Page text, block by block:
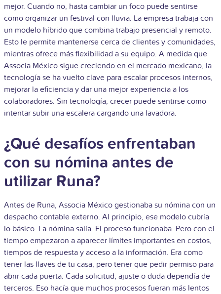
mejor. Cuando no, hasta cambiar un foco puede sentirse
como organizar un festival con lluvia. La empresa trabaja con
un modelo híbrido que combina trabajo presencial y remoto.
Esto le permite mantenerse cerca de clientes y comunidades,
mientras ofrece más flexibilidad a su equipo. A medida que
Associa México sigue creciendo en el mercado mexicano, la
tecnología se ha vuelto clave para escalar procesos internos,
mejorar la eficiencia y dar una mejor experiencia a los
colaboradores. Sin tecnología, crecer puede sentirse como
intentar subir una escalera cargando una lavadora.
¿Qué desafíos enfrentaban
con su nómina antes de
utilizar Runa?
Antes de Runa, Associa México gestionaba su nómina con un
despacho contable externo. Al principio, ese modelo cubría
lo básico. La nómina salía. El proceso funcionaba. Pero con el
tiempo empezaron a aparecer límites importantes en costos,
tiempos de respuesta y acceso a la información. Era como
tener las llaves de tu casa, pero tener que pedir permiso para
abrir cada puerta. Cada solicitud, ajuste o duda dependía de
terceros. Eso hacía que muchos procesos fueran más lentos